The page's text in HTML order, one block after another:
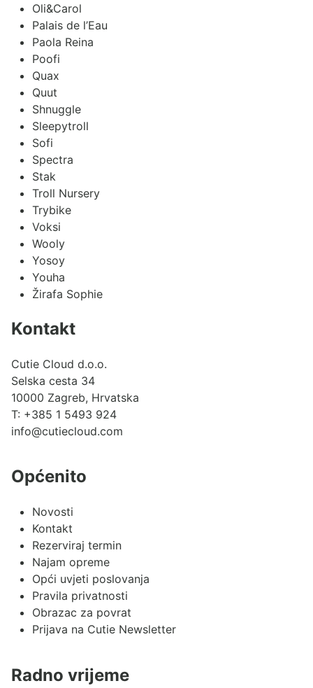
Oli&Carol
Palais de l’Eau
Paola Reina
Poofi
Quax
Quut
Shnuggle
Sleepytroll
Sofi
Spectra
Stak
Troll Nursery
Trybike
Voksi
Wooly
Yosoy
Youha
Žirafa Sophie
Kontakt
Cutie Cloud d.o.o.
Selska cesta 34
10000 Zagreb, Hrvatska
T: +385 1 5493 924
info@cutiecloud.com
Općenito
Novosti
Kontakt
Rezerviraj termin
Najam opreme
Opći uvjeti poslovanja
Pravila privatnosti
Obrazac za povrat
Prijava na Cutie Newsletter
Radno vrijeme